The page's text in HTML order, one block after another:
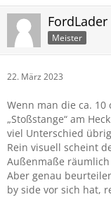
FordLader
Meister
22. März 2023
Wenn man die ca.
„Stoßstange“ am
viel Unterschied
Rein visuell scheint
Außenmaße
Aber genau
by side vor sich hat,